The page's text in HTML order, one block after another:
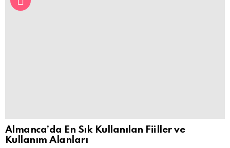
Almanca’da En Sık Kullanılan Fiiller ve
Kullanım Alanları